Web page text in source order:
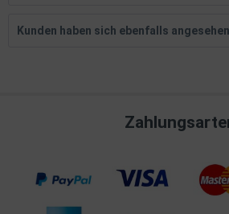
Kunden haben sich ebenfalls angesehen